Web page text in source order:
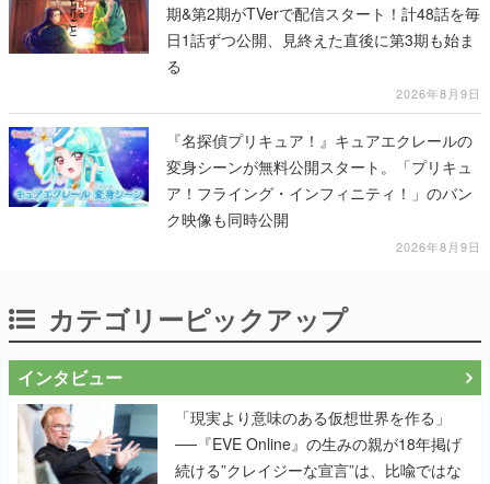
期&第2期がTVerで配信スタート！計48話を毎
日1話ずつ公開、見終えた直後に第3期も始ま
る
2026年8月9日
『名探偵プリキュア！』キュアエクレールの
変身シーンが無料公開スタート。「プリキュ
ア！フライング・インフィニティ！」のバン
ク映像も同時公開
2026年8月9日
カテゴリーピックアップ
インタビュー
「現実より意味のある仮想世界を作る」
──『EVE Online』の生みの親が18年掲げ
続ける”クレイジーな宣言”は、比喩ではな